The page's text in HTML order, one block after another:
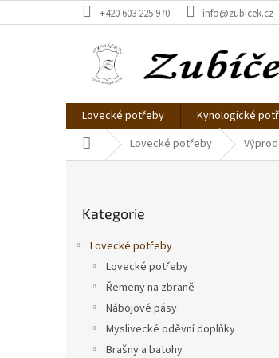
na
+420 603 225 970 info@zubicek.cz
Lovecké potřeby Kynologické
Domů Lovecké potřeby
kategorie
Kategorie
Lovecké potřeby
Lovecké potřeby
Řemeny na zbraně
Nábojové pásy
Myslivecké oděvní doplňky
Brašny a batohy